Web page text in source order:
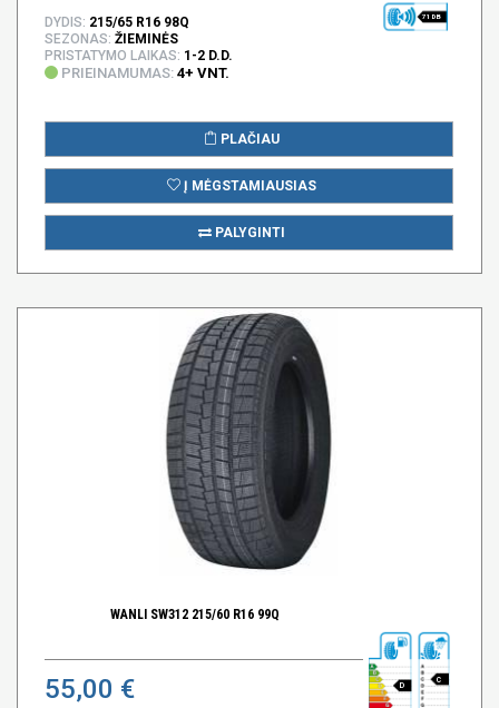
71 DB
DYDIS: 215/65 R16 98Q
SEZONAS: ŽIEMINĖS
PRISTATYMO LAIKAS: 1-2 D.D.
PRIEINAMUMAS: 4+ VNT.
PLAČIAU
Į MĖGSTAMIAUSIAS
PALYGINTI
WANLI SW312 215/60 R16 99Q
55,00 € D
C